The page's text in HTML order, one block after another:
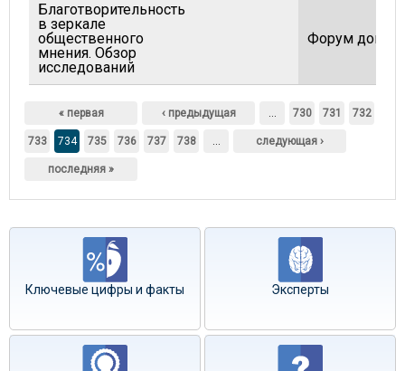
Благотворительность
в зеркале
общественного
мнения. Обзор
исследований
Форум
« первая ‹ предыдущая … 730 731 732
733 734 735 736 737 738 … следующая ›
последняя »
Ключевые цифры и факты Эксперты